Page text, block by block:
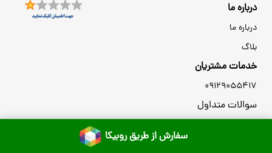
درباره ما
درباره ما
بلاگ
خدمات مشتریان
09129055417
سوالات متداول
سفارش از طریق روبیکا